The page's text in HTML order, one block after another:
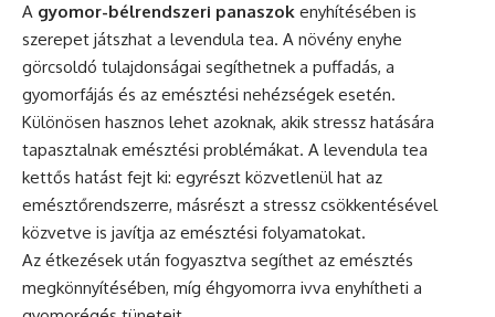
A gyomor-bélrendszeri panaszok enyhítésében is
szerepet játszhat a levendula tea. A növény enyhe
görcsoldó tulajdonságai segíthetnek a puffadás, a
gyomorfájás és az emésztési nehézségek esetén.
Különösen hasznos lehet azoknak, akik stressz hatására
tapasztalnak emésztési problémákat. A levendula tea
kettős hatást fejt ki: egyrészt közvetlenül hat az
emésztőrendszerre, másrészt a stressz csökkentésével
közvetve is javítja az emésztési folyamatokat.
Az étkezések után fogyasztva segíthet az emésztés
megkönnyítésében, míg éhgyomorra ivva enyhítheti a